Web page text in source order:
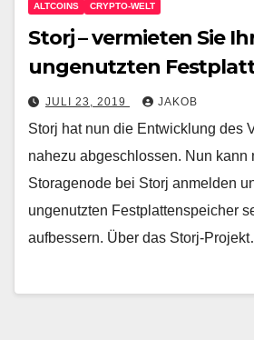
ALTCOINS CRYPTO-WELT
Storj – vermieten Sie
ungenutzten
JULI 23, 2019 JAKOB
Storj hat nun die Entwicklung des
nahezu abgeschlossen. Nun kann
Storagenode bei Storj anmelden
ungenutzten Festplattenspeicher
aufbessern. Über das Storj-